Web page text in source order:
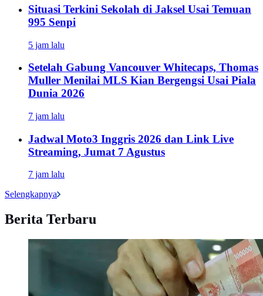
Situasi Terkini Sekolah di Jaksel Usai Temuan
995 Senpi
5 jam lalu
Setelah Gabung Vancouver Whitecaps, Thomas
Muller Menilai MLS Kian Bergengsi Usai Piala
Dunia 2026
7 jam lalu
Jadwal Moto3 Inggris 2026 dan Link Live
Streaming, Jumat 7 Agustus
7 jam lalu
Selengkapnya
Berita Terbaru